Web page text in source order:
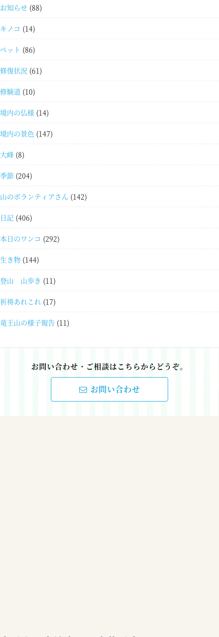
お知らせ (88)
キノコ (14)
ペット (86)
修復状況 (61)
修験道 (10)
境内の仏様 (14)
境内の景色 (147)
大峰 (8)
季節 (204)
山のボランティアさん (142)
日記 (406)
本日のワンコ (292)
生き物 (144)
登山 山歩き (11)
祈祷あれこれ (17)
竜王山の様子報告 (11)
お問い合わせ・ご相談はこちらからどうぞ。
お問い合わせ